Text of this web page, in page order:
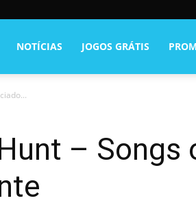
NOTÍCIAS JOGOS GRÁTIS
– Songs